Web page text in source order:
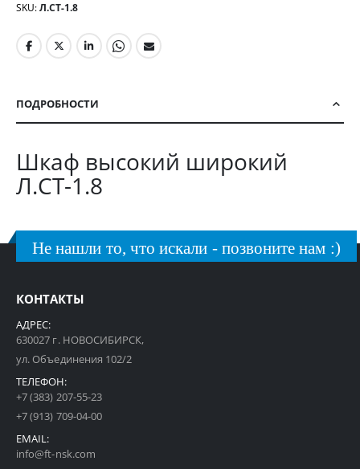
SKU Л.СТ-1.8
ПОДРОБНОСТИ
Шкаф высокий широкий
Л.СТ-1.8
Не нашли то, что искали - позвоните нам :)
КОНТАКТЫ
АДРЕС:
630027 г. НОВОСИБИРСК,
ул. Объединения 102/2
ТЕЛЕФОН:
+7 (383) 207-55-23
+7 (913) 709-04-00
EMAIL:
info@ft-nsk.com